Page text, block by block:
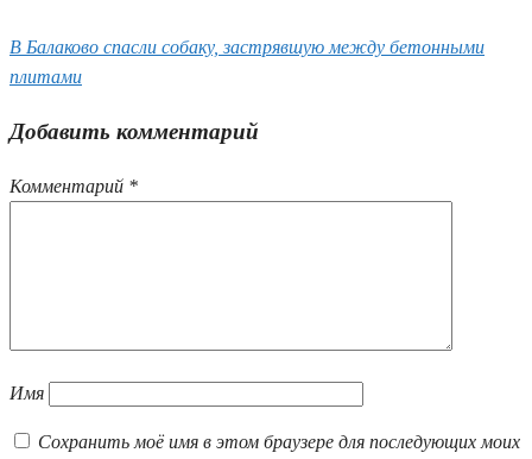
В Балаково спасли собаку, застрявшую между бетонными
плитами
Добавить комментарий
Комментарий *
Имя
Сохранить моё имя в этом браузере для последующих моих